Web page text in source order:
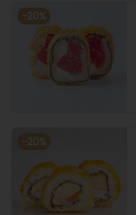
-20%
-20%